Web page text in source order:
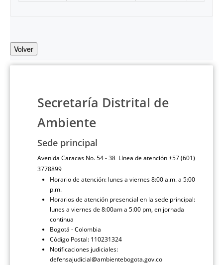
Volver
Secretaría Distrital de
Ambiente
Sede principal
Avenida Caracas No. 54 - 38 Línea de atención +57 (601)
3778899
Horario de atención: lunes a viernes 8:00 a.m. a 5:00
p.m.
Horarios de atención presencial en la sede principal:
lunes a viernes de 8:00am a 5:00 pm, en jornada
continua
Bogotá - Colombia
Código Postal: 110231324
Notificaciones judiciales:
defensajudicial@ambientebogota.gov.co